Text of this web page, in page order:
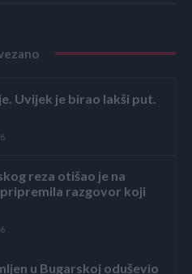
Uvijek je birao lakši put.
reza otišao je na
razgovor koji
u Bugarskoj oduševio